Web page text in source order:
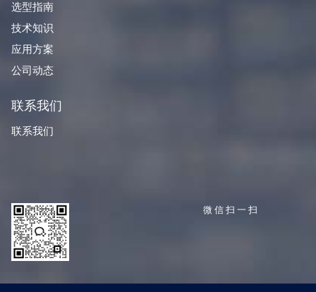
选型指南
技术知识
应用方案
公司动态
联系我们
联系我们
微信扫一扫